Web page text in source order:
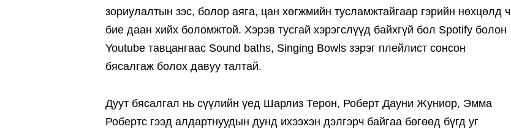
зориулалтын зэс, болор аяга, цан хөгжмийн тусламжтайгаар гэрийн нөхцөлд ч
бие даан хийх боломжтой. Хэрэв тусгай хэрэгслүүд байхгүй бол Spotify болон
Youtube тавцангаас Sound baths, Singing Bowls зэрэг плейлист сонсон
бясалгаж болох давуу талтай.
Дуут бясалгал нь сүүлийн үед Шарлиз Терон, Роберт Дауни Жуниор, Эмма
Робертс гээд алдартнуудын дунд ихээхэн дэлгэрч байгаа бөгөөд бүгд уг